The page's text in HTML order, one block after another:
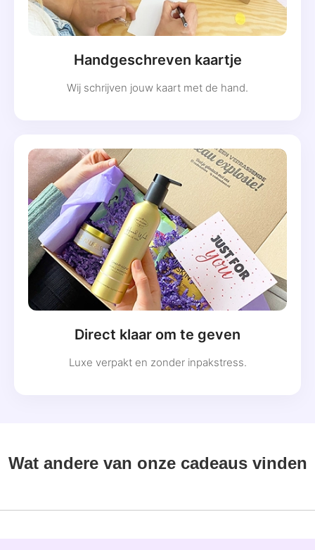
Handgeschreven kaartje
Wij schrijven jouw kaart met de hand.
Direct klaar om te geven
Luxe verpakt en zonder inpakstress.
Wat andere van onze cadeaus vinden